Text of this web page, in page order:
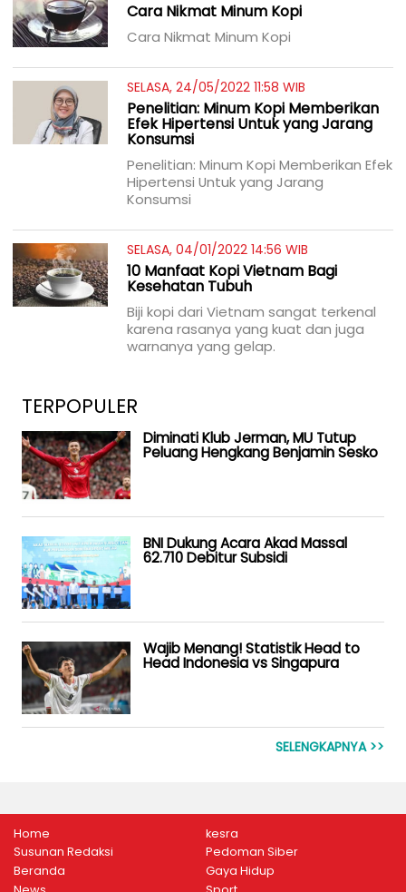
Cara Nikmat Minum Kopi
Cara Nikmat Minum Kopi
SELASA, 24/05/2022 11:58 WIB
Penelitian: Minum Kopi Memberikan
Efek Hipertensi Untuk yang Jarang
Konsumsi
Penelitian: Minum Kopi Memberikan Efek
Hipertensi Untuk yang Jarang
Konsumsi
SELASA, 04/01/2022 14:56 WIB
10 Manfaat Kopi Vietnam Bagi
Kesehatan Tubuh
Biji kopi dari Vietnam sangat terkenal
karena rasanya yang kuat dan juga
warnanya yang gelap.
TERPOPULER
Diminati Klub Jerman, MU Tutup
Peluang Hengkang Benjamin Sesko
BNI Dukung Acara Akad Massal
62.710 Debitur Subsidi
Wajib Menang! Statistik Head to
Head Indonesia vs Singapura
SELENGKAPNYA >>
Home
Susunan Redaksi
Beranda
kesra
Pedoman Siber
Gaya Hidup